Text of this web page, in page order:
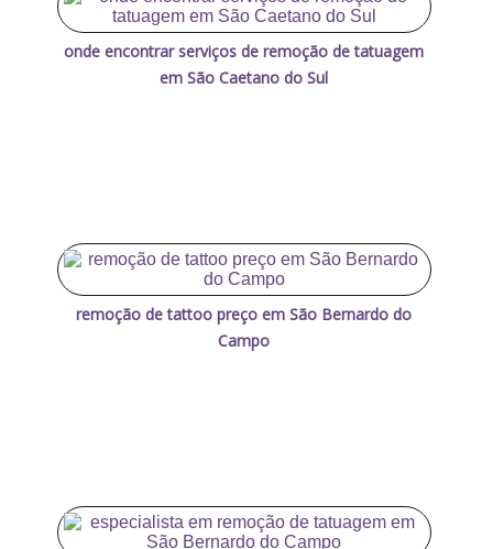
onde encontrar serviços de remoção de tatuagem
em São Caetano do Sul
remoção de tattoo preço em São Bernardo do
Campo